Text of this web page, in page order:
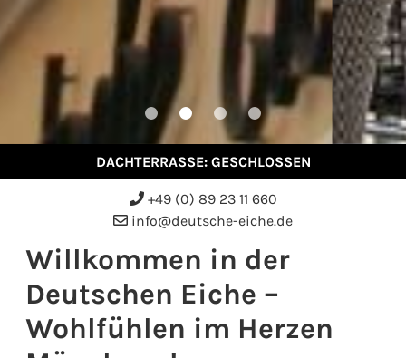
DACHTERRASSE: GESCHLOSSEN
+49 (0) 89 23 11 660
info@deutsche-eiche.de
Willkommen in der
Deutschen Eiche –
Wohlfühlen im Herzen